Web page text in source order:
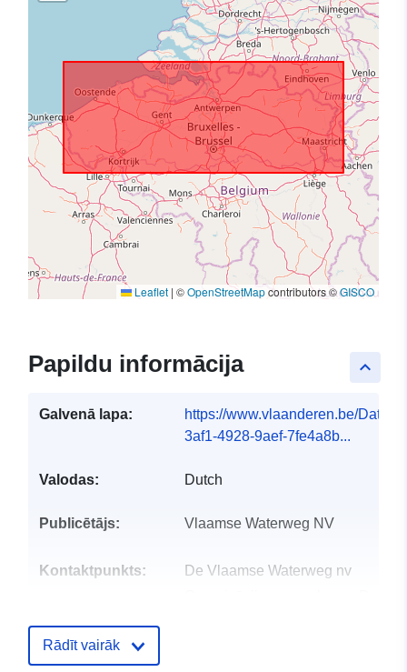
Leaflet | ©OpenStreetMapcontributors ©GISCO
keyboard_arrow_up
Papildu informācija
Galvenā lapa:
https://www.vlaanderen.be/
3af1-4928-9aef-7fe4a8b...
Valodas: Dutch
Publicētājs: Vlaamse Waterweg NV
Kontaktpunkts:
De Vlaamse Waterweg nv
Rādīt vairāk